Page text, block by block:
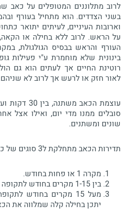
לרוב מתלוננים המטופלים על כאב
בשני הצדדים. הוא מתחיל בעורף
וארובות העיניים, לעיתים יתואר
על הראש. לרוב ללא בחילה או
העורף והראש בבסיס הגולגולת,
בינונית שלא מוחמרת ע"י פעילות
רוטינת החיים אך לעתים הוא גם
לאור חזק או לרעש אך לרוב לא
עוצמת הכאב
סובלים ממנו מדי יום, ואילו אצל
שונים ומשתנים.
תדירות הכאב מתחלקת ל3 סוגים של כאב ראש:
מקרה 1 או פחות בחודש.
בין 1-15 מקרים בחודש לתקופה של מעל 3 חודשים.
מעל 15 מקרים בחודש
יתכן בחילה קלה שמלווה את